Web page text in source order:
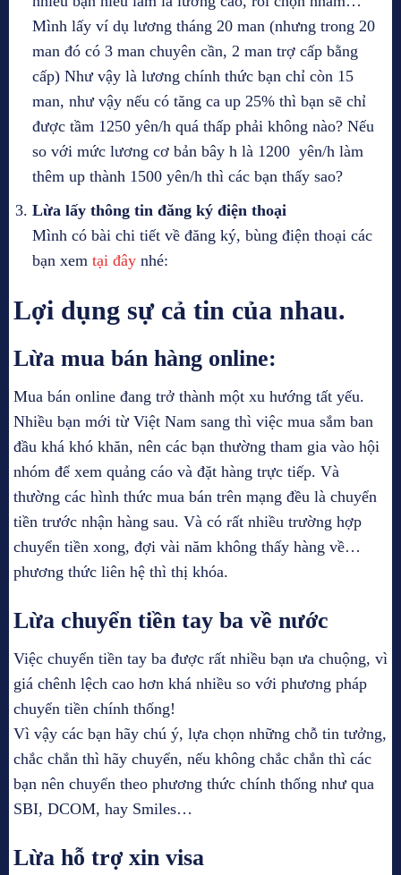
Mình lấy ví dụ lương tháng 20 man (nhưng trong 20
man đó có 3 man chuyên cần, 2 man trợ cấp bằng
cấp) Như vậy là lương chính thức bạn chỉ còn 15
man, như vậy nếu có tăng ca up 25% thì bạn sẽ chỉ
được tầm 1250 yên/h quá thấp phải không nào? Nếu
so với mức lương cơ bản bây h là 1200 yên/h làm
thêm up thành 1500 yên/h thì các bạn thấy sao?
Lừa lấy thông tin đăng ký điện thoại
Mình có bài chi tiết về đăng ký, bùng điện thoại các
bạn xem tại đây nhé:
Lợi dụng sự cả tin của nhau.
Lừa mua bán hàng online:
Mua bán online đang trở thành một xu hướng tất yếu.
Nhiều bạn mới từ Việt Nam sang thì việc mua sắm ban
đầu khá khó khăn, nên các bạn thường tham gia vào hội
nhóm để xem quảng cáo và đặt hàng trực tiếp. Và
thường các hình thức mua bán trên mạng đều là chuyển
tiền trước nhận hàng sau. Và có rất nhiều trường hợp
chuyển tiền xong, đợi vài năm không thấy hàng về…
phương thức liên hệ thì thị khóa.
Lừa chuyển tiền tay ba về nước
Việc chuyển tiền tay ba được rất nhiều bạn ưa chuộng, vì
giá chênh lệch cao hơn khá nhiều so với phương pháp
chuyển tiền chính thống!
Vì vậy các bạn hãy chú ý, lựa chọn những chỗ tin tưởng,
chắc chắn thì hãy chuyển, nếu không chắc chắn thì các
bạn nên chuyển theo phương thức chính thống như qua
SBI, DCOM, hay Smiles…
Lừa hỗ trợ xin visa